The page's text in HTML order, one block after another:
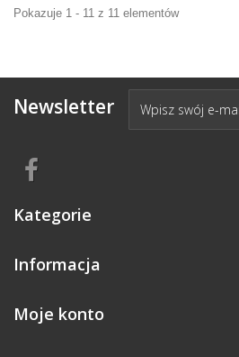
Pokazuje 1 - 11 z 11 elementów
Newsletter
Kategorie
Informacja
Moje konto